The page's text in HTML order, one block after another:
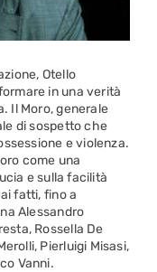
Otello
in una verità
Il Moro, generale
di sospetto che
e violenza.
come una
e sulla facilità
fatti, fino a
Alessandro
Rossella De
Pierluigi Misasi,
Vanni.